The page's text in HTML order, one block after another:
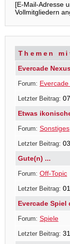
[E-Mail-Adresse
Vollmitgliedern
Themen
Evercade
Etwas
Sonstiges
Gute(n) ...
Off-Topic
Evercade Spiel
Spiele